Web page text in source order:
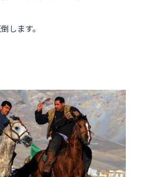
します。